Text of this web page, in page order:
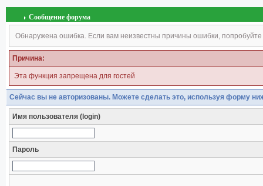
Сообщение форума
Обнаружена ошибка. Если вам неизвестны причины ошибки, попробуйте
Причина:
Эта функция запрещена для гостей
Сейчас вы не авторизованы. Можете сделать это, используя форму
Имя пользователя (login)
Пароль